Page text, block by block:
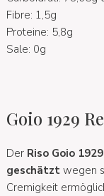
Fibre: 1,5g
Proteine: 5,8g
Sale: 0g
Goio 1929
Der Riso Goio 1929
geschätztwegen
Cremigkeit